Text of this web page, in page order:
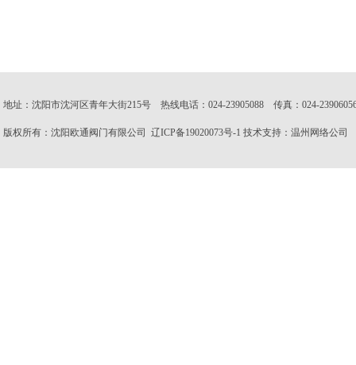
地址：沈阳市沈河区青年大街215号 热线电话：024-23905088 传真：024-
版权所有：沈阳欧通阀门有限公司 辽ICP备19020073号-1 技术支持： 温州网络公司